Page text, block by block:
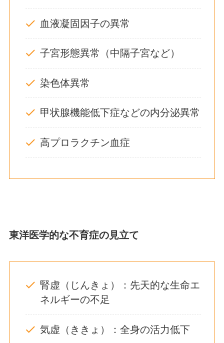
血液凝固因子の異常
子宮形態異常（中隔子宮など）
染色体異常
甲状腺機能低下症などの内分泌異常
高プロラクチン血症
東洋医学的な不育症の見立て
腎虚（じんきょ）：先天的な生命エ
ネルギーの不足
気虚（ききょ）：全身の活力低下